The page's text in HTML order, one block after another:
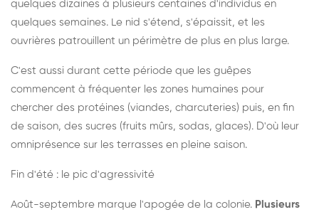
quelques dizaines à plusieurs centaines d'individus en
quelques semaines. Le nid s'étend, s'épaissit, et les
ouvrières patrouillent un périmètre de plus en plus large.
C'est aussi durant cette période que les guêpes
commencent à fréquenter les zones humaines pour
chercher des protéines (viandes, charcuteries) puis, en fin
de saison, des sucres (fruits mûrs, sodas, glaces). D'où leur
omniprésence sur les terrasses en pleine saison.
Fin d'été : le pic d'agressivité
Août-septembre marque l'apogée de la colonie. Plusieurs